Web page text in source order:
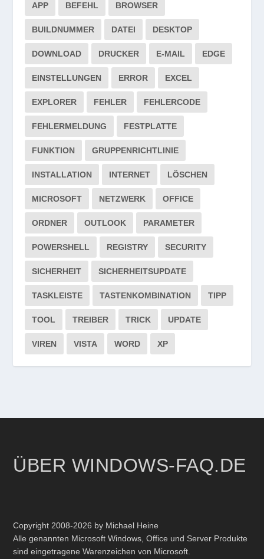
APP BEFEHL BROWSER
BUILDNUMMER DATEI DESKTOP
DOWNLOAD DRUCKER E-MAIL EDGE
EINSTELLUNGEN ERROR EXCEL
EXPLORER FEHLER FEHLERCODE
FEHLERMELDUNG FESTPLATTE
FUNKTION GRUPPENRICHTLINIE
INSTALLATION INTERNET LÖSCHEN
MICROSOFT NETZWERK OFFICE
ORDNER OUTLOOK PARAMETER
POWERSHELL REGISTRY SECURITY
SICHERHEIT SICHERHEITSUPDATE
TASKLEISTE TASTENKOMBINATION TIPP
TOOL TREIBER TRICK UPDATE
VIREN VISTA WORD XP
ÜBER WINDOWS-FAQ.DE
Copyright 2008-2026 by Michael Heine
Alle genannten Microsoft Windows, Office und Server Produkte
sind eingetragene Warenzeichen von Microsoft.